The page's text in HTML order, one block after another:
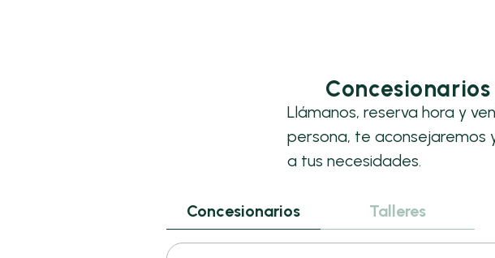
Llámanos, reserva hora y
persona, te aconsejaremos
a tus necesidades.
Concesionarios Talleres